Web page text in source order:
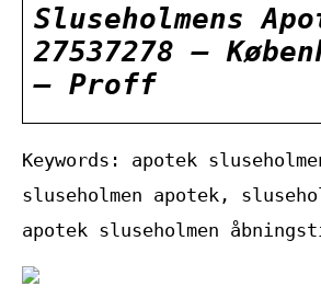
Sluseholmens
27537278 –
– Proff
Keywords: apotek
sluseholmen apotek,
apotek sluseholmen